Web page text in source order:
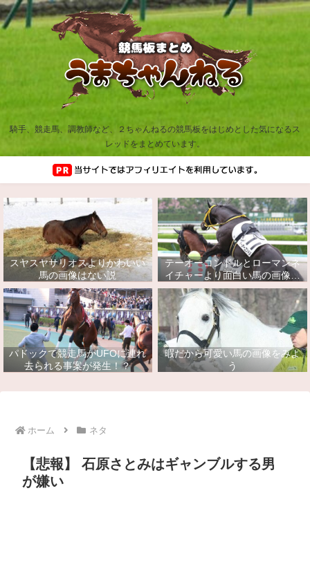
騎手、競走馬、調教師など、２ちゃんねるの競馬板をはじめとした気になるス
レッドをまとめています。
スヤスヤサリオスよりかわいい
馬の画像はない説
テーオーコンドルとローマンネ
イチャーより面白い馬の画像っ
てあるの？
パドックで競走馬がUFOに連れ
去られる事案が発生！？
暇だから可愛い馬の画像をみよ
う
ホーム ネタ
【悲報】 石原さとみはギャンブルする男
が嫌い